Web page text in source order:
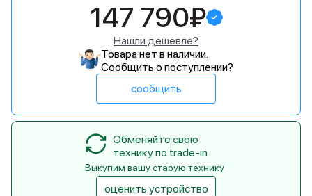
147 790₽
Нашли дешевле?
Товара нет в наличии.
Сообщить о поступлении?
сообщить
Обменяйте свою
технику по trade-in
Выкупим вашу старую технику
оценить устройство